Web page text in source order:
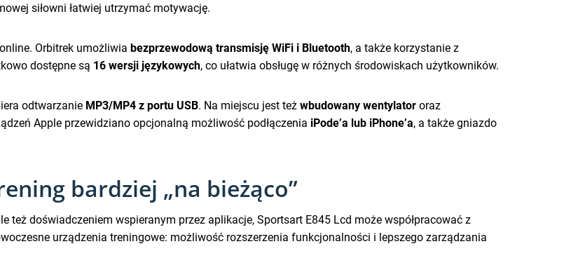
siłowni łatwiej utrzymać motywację.
Orbitrek umożliwia bezprzewodową transmisję WiFi i Bluetooth, a także korzystanie z
dostępne są 16 wersji językowych, co ułatwia obsługę w różnych środowiskach użytkowników.
odtwarzanie MP3/MP4 z portu USB. Na miejscu jest też wbudowany wentylator oraz
Apple przewidziano opcjonalną możliwość podłączenia iPode’a lub iPhone’a, a także gniazdo
bardziej „na bieżąco”
też doświadczeniem wspieranym przez aplikacje, Sportsart E845 Lcd może współpracować z
urządzenia treningowe: możliwość rozszerzenia funkcjonalności i lepszego zarządzania